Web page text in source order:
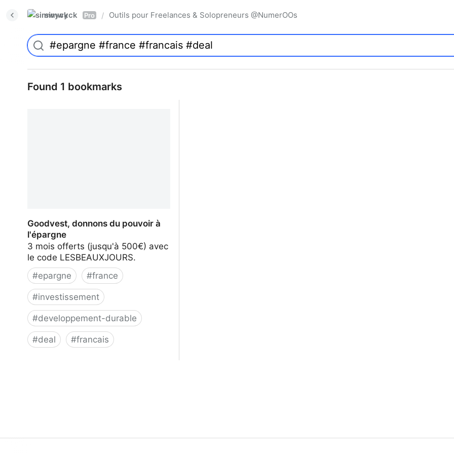
simwyck Pro / Outils pour Freelances & Solopreneurs @NumerOOs
Found 1 bookmarks
Goodvest, donnons du pouvoir à
l'épargne
3 mois offerts (jusqu'à 500€) avec
le code LESBEAUXJOURS.
#epargne #france
#investissement
#developpement-durable
#deal #francais